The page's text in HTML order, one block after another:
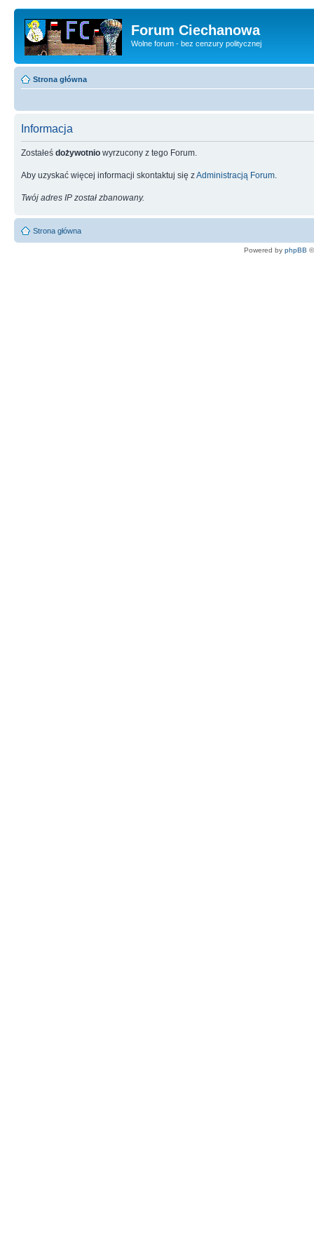
Forum Ciechanowa
Wolne forum - bez cenzury politycznej
Strona główna
Informacja
Zostałeś dożywotnio wyrzucony z tego Forum.
Aby uzyskać więcej informacji skontaktuj się zAdministracją Forum
Twój adres IP został zbanowany.
Strona główna
Powered by phpBB